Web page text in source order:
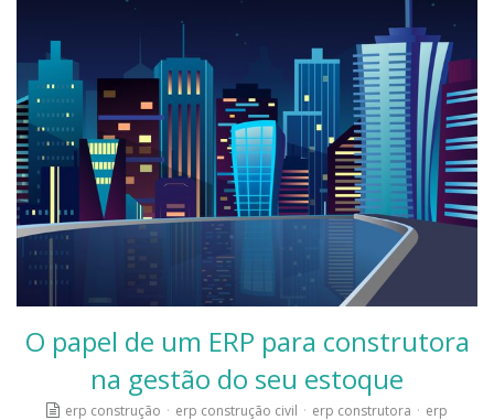
O papel de um ERP para construtora
na gestão do seu estoque
erp construção · erp construção civil · erp construtora · erp